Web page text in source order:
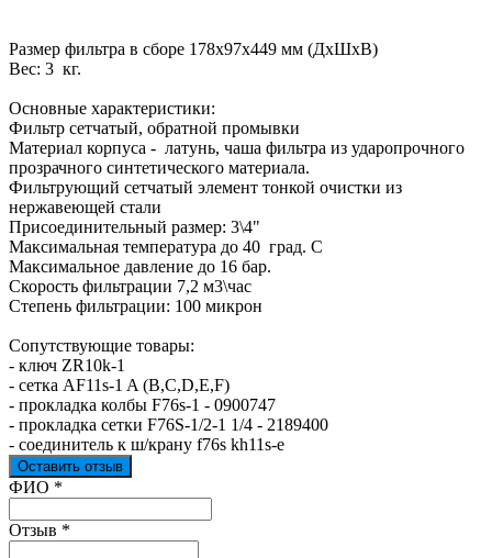
Размер фильтра в сборе 178х97х449 мм (ДхШхВ)
Вес: 3 кг.
Основные характеристики:
Фильтр сетчатый, обратной промывки
Материал корпуса - латунь, чаша фильтра из ударопрочного
прозрачного синтетического материала.
Фильтрующий сетчатый элемент тонкой очистки из
нержавеющей стали
Присоединительный размер: 3\4"
Максимальная температура до 40 град. С
Максимальное давление до 16 бар.
Скорость фильтрации 7,2 м3\час
Степень фильтрации: 100 микрон
Сопутствующие товары:
- ключ ZR10k-1
- сетка AF11s-1 A (B,C,D,E,F)
- прокладка колбы F76s-1 - 0900747
- прокладка сетки F76S-1/2-1 1/4 - 2189400
- соединитель к ш/крану f76s kh11s-e
Оставить отзыв
Ваш отзыв был отправлен!
ФИО *
Отзыв *